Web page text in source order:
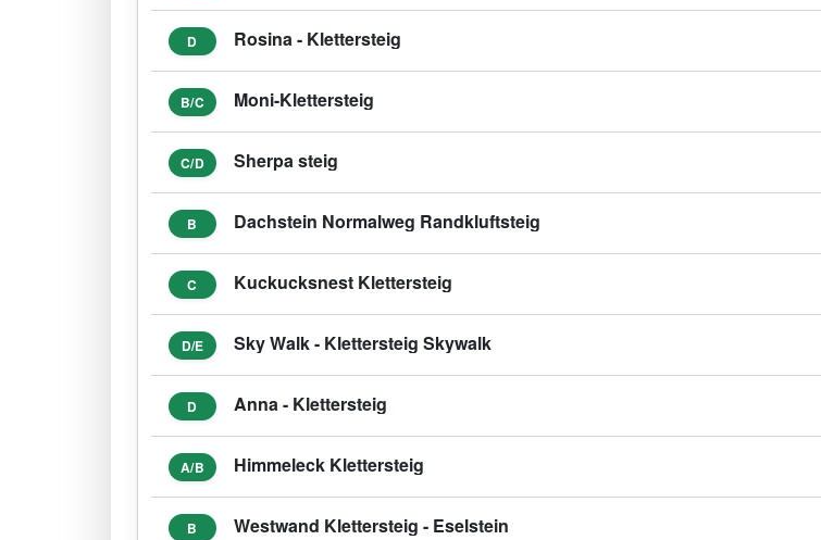
D Rosina - Klettersteig
B/C Moni-Klettersteig
C/D Sherpa steig
B Dachstein Normalweg Randkluftsteig
C Kuckucksnest Klettersteig
D/E Sky Walk - Klettersteig Skywalk
D Anna - Klettersteig
A/B Himmeleck Klettersteig
B Westwand Klettersteig - Eselstein